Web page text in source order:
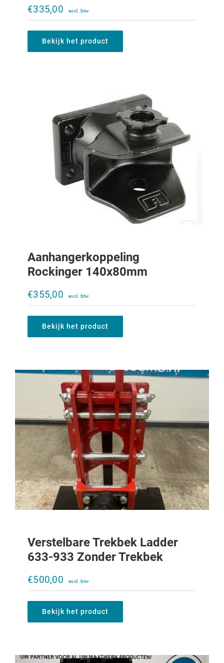
€335,00
Bekijk het product
€355,00
Aanhangerkoppeling
Rockinger 140x80mm
€355,00
Bekijk het product
Verstelbare trekbek Ladder 633-933
€500,00
Verstelbare Trekbek Ladder
633-933 Zonder Trekbek
€500,00
Bekijk het product
Verstelbare trekbek Ladder 956XL-
€950,00